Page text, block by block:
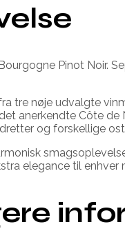
Pinot Noir.
tre nøje udvalgte
anerkendte Côte de
og forskellige
elegance til enhver